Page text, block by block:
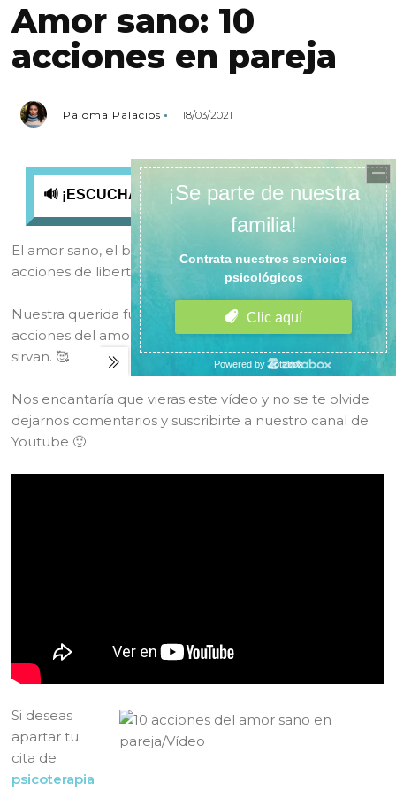
Amor sano: 10
acciones en pareja
Paloma Palacios 18/03/2021
🔊 ¡ESCUCHA ESTE POST AQUÍ!
El amor sano, el bonito para nosotres está llena de
acciones de libertad y maduración emocional. ❣
Nuestra querida fundadora Paloma Palacios
nos da 10
acciones del amor sano en pareja, esperamos que te
sirvan. 🥰
Nos encantaría que vieras este vídeo y no se te olvide
dejarnos comentarios y suscribirte a nuestro canal de
Youtube 🙂
Si deseas
apartar tu
cita de
psicoterapia